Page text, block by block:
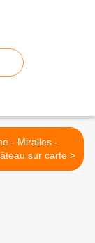
- Miralles -
Position château sur carte >